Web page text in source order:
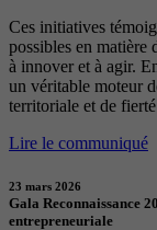
Ces initiatives
possibles en matière
à innover et à agir.
un véritable moteur
territoriale et de
Lire le communiqué
23 mars 2026
Gala Reconnaissance
entrepreneuriale